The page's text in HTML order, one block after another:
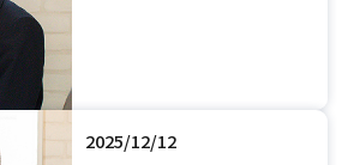
2025/12/12